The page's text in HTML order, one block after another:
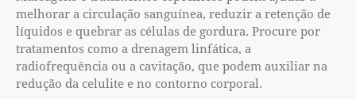
melhorar a circulação sanguínea, reduzir a retenção de
líquidos e quebrar as células de gordura. Procure por
tratamentos como a drenagem linfática, a
radiofrequência ou a cavitação, que podem auxiliar na
redução da celulite e no contorno corporal.